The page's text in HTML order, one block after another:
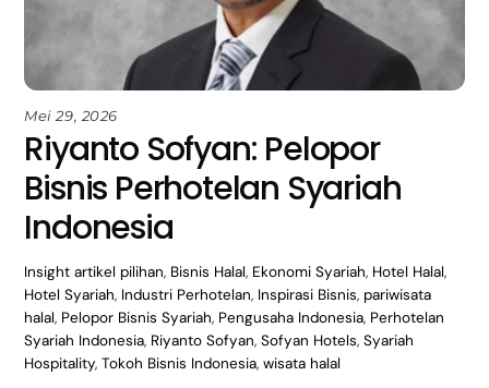
Mei 29, 2026
Riyanto Sofyan: Pelopor
Bisnis Perhotelan Syariah
Indonesia
Insight artikel pilihan, Bisnis Halal, Ekonomi Syariah, Hotel Halal,
Hotel Syariah, Industri Perhotelan, Inspirasi Bisnis, pariwisata
halal, Pelopor Bisnis Syariah, Pengusaha Indonesia, Perhotelan
Syariah Indonesia, Riyanto Sofyan,Sofyan Hotels,Syariah
Hospitality,Tokoh Bisnis Indonesia,wisata halal